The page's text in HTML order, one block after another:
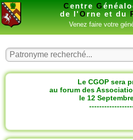
Centre G
de l'O rne et du
Venez faire votre
Le CGOP sera
au forum des
le 12